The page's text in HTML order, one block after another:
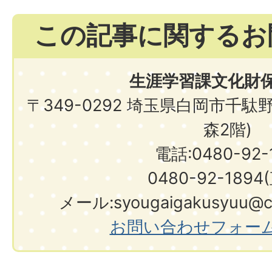
この記事に関する
生涯学習課文化財
〒349-0292 埼玉県白岡市千駄
森2階)
電話:0480-92-
0480-92-1894(
メール
お問い合わせフォー